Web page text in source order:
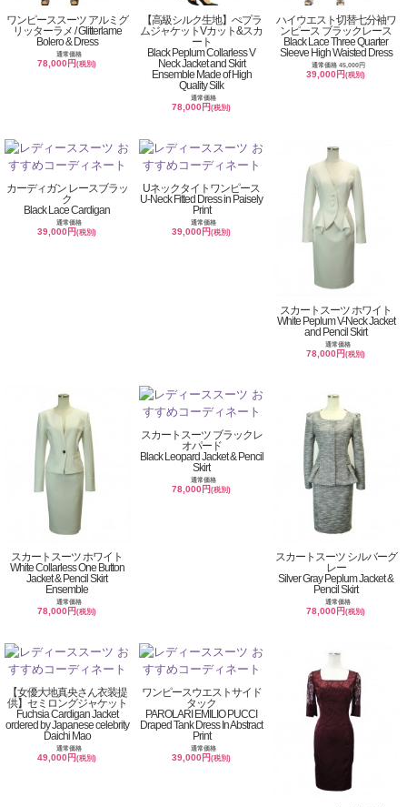
ワンピーススーツ アルミグ
リッターラメ / Glitterlame
Bolero & Dress
通常価格
78,000円(税別)
【高級シルク生地】ぺプラ
ムジャケットVカット&スカ
ート
Black Peplum Collarless V
Neck Jacket and Skirt
Ensemble Made of High
Quality Silk
通常価格
78,000円(税別)
ハイウエスト切替七分袖ワ
ンピース ブラックレース
Black Lace Three Quarter
Sleeve High Waisted Dress
通常価格 45,000円
39,000円(税別)
カーディガン レースブラッ
ク
Black Lace Cardigan
通常価格
39,000円(税別)
Uネックタイトワンピース
U-Neck Fitted Dress in Paisely
Print
通常価格
39,000円(税別)
スカートスーツ ホワイト
White Peplum V-Neck Jacket
and Pencil Skirt
通常価格
78,000円(税別)
スカートスーツ ホワイト
White Collarless One Button
Jacket & Pencil Skirt
Ensemble
通常価格
78,000円(税別)
スカートスーツ ブラックレ
オパード
Black Leopard Jacket & Pencil
Skirt
通常価格
78,000円(税別)
スカートスーツ シルバーグ
レー
Silver Gray Peplum Jacket &
Pencil Skirt
通常価格
78,000円(税別)
【女優大地真央さん衣装提
供】セミロングジャケット
Fuchsia Cardigan Jacket
ordered by Japanese celebrity
Daichi Mao
通常価格
49,000円(税別)
ワンピースウエストサイド
タック
PAROLARI EMILIO PUCCI
Draped Tank Dress In Abstract
Print
通常価格
39,000円(税別)